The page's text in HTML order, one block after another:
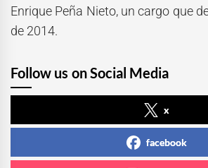
Enrique Peña Nieto, un cargo que
de 2014.
Follow us on Social Media
x
facebook